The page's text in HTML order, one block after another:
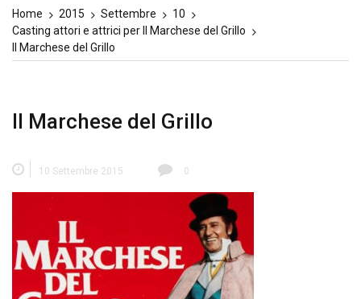
Home 2015 Settembre
10
Casting attori e attrici per Il Marchese del Grillo
Il Marchese del Grillo
Il Marchese del Grillo
10 Settembre 2015 0